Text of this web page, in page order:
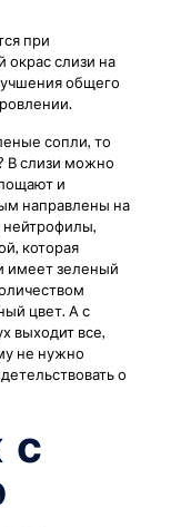
при
слизи на
общего
сопли, то
В слизи можно
и
направлены на
нейтрофилы,
которая
имеет зеленый
цвет. А с
выходит все,
не нужно
о
с